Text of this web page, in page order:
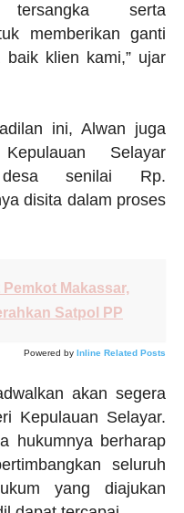
tersangka serta
memberikan ganti
klien kami,” ujar
ini, Alwan juga
Selayar
desa senilai Rp.
disita dalam proses
Pemkot Makassar,
Satpol PP
Powered by Inline Related Posts
akan segera
Kepulauan Selayar.
hukumnya berharap
seluruh
yang diajukan